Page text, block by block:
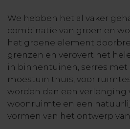
We hebben het al vaker
combinatie van groen en
het groene element
grenzen en verovert het
in binnentuinen, serres met
moestuin thuis, voor
worden dan een verlenging
woonruimte en een
vormen van het ontwerp van